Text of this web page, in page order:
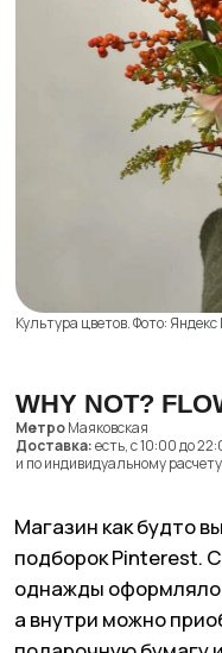
Магазин как будто
подборок Pinterest.
однажды оформлялось в
а внутри можно
подарочную бумагу и
Бюджетных вариантов
невероятно красивые —
и по индивидуальному расчету на